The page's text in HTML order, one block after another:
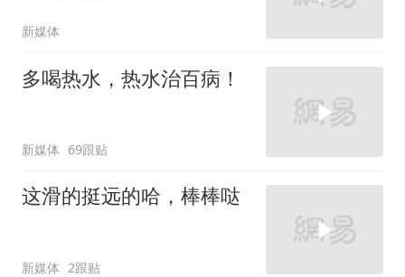
新媒体
多喝热水，热水治百病！
新媒体 69跟贴
这滑的挺远的哈，棒棒哒
新媒体 2跟贴